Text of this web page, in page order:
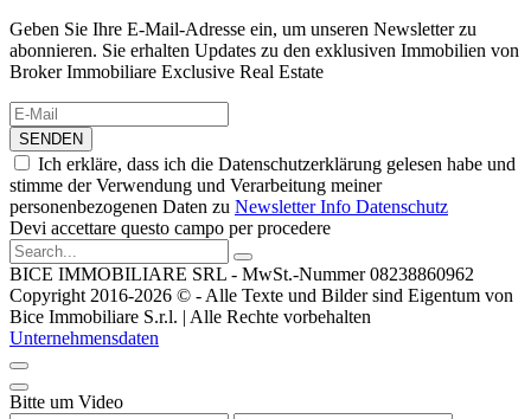
Geben Sie Ihre E-Mail-Adresse ein, um unseren Newsletter zu
abonnieren. Sie erhalten Updates zu den exklusiven Immobilien von
Broker Immobiliare Exclusive Real Estate
SENDEN
Ich erkläre, dass ich die Datenschutzerklärung gelesen habe und
stimme der Verwendung und Verarbeitung meiner
personenbezogenen Daten zu Newsletter Info Datenschutz
Devi accettare questo campo per procedere
BICE IMMOBILIARE SRL - MwSt.-Nummer 08238860962
Copyright 2016-2026 © - Alle Texte und Bilder sind Eigentum von
Bice Immobiliare S.r.l. | Alle Rechte vorbehalten
Unternehmensdaten
Bitte um Video